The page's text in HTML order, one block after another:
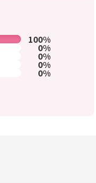
100%
0%
0%
0%
0%